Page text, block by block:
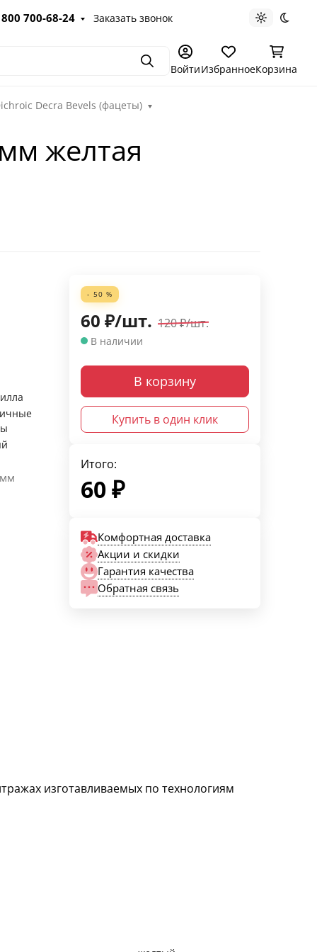
700-68-24 Заказать звонок Светлая
ПоискВойтиИзбранноеКорзина
Decra Bevels (фацеты)
желтая
- 50 %
60 ₽/шт. 120₽/шт.
В наличии
В корзину
Купить в один клик
Итого:
60₽
Комфортная доставка
Акции и скидки
Гарантия качества
Обратная связь
изготавливаемых по технологиям